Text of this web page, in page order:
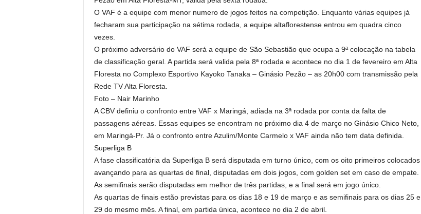
O VAF é a equipe com menor numero de jogos feitos na competição. Enquanto várias equipes já
fecharam sua participação na sétima rodada, a equipe altaflorestense entrou em quadra cinco
vezes.
O próximo adversário do VAF será a equipe de São Sebastião que ocupa a 9ª colocação na tabela
de classificação geral. A partida será valida pela 8ª rodada e acontece no dia 1 de fevereiro em Alta
Floresta no Complexo Esportivo Kayoko Tanaka – Ginásio Pezão – as 20h00 com transmissão pela
Rede TV Alta Floresta.
Foto – Nair Marinho
A CBV definiu o confronto entre VAF x Maringá, adiada na 3ª rodada por conta da falta de
passagens aéreas. Essas equipes se encontram no próximo dia 4 de março no Ginásio Chico Neto,
em Maringá-Pr. Já o confronto entre Azulim/Monte Carmelo x VAF ainda não tem data definida.
Superliga B
A fase classificatória da Superliga B será disputada em turno único, com os oito primeiros colocados
avançando para as quartas de final, disputadas em dois jogos, com golden set em caso de empate.
As semifinais serão disputadas em melhor de três partidas, e a final será em jogo único.
As quartas de finais estão previstas para os dias 18 e 19 de março e as semifinais para os dias 25 e
29 do mesmo mês. A final, em partida única, acontece no dia 2 de abril.